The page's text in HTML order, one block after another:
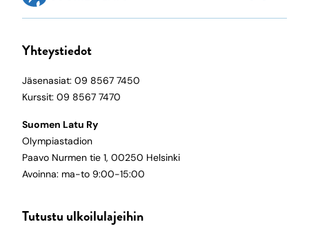
Yhteystiedot
Jäsenasiat: 09 8567 7450
Kurssit: 09 8567 7470
Suomen Latu Ry
Olympiastadion
Paavo Nurmen tie 1, 00250 Helsinki
Avoinna: ma-to 9:00-15:00
Tutustu ulkoilulajeihin